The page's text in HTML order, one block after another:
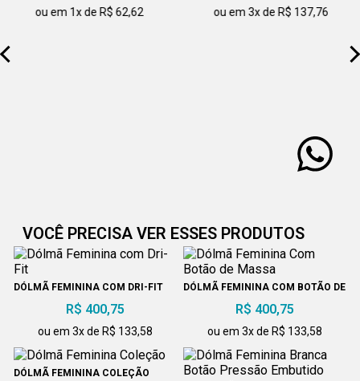
ou em 1x de R$ 62,62 ou em 3x de R$ 137,76
VOCÊ PRECISA VER ESSES PRODUTOS
DÓLMÃ FEMININA COM DRI-FIT
R$ 400,75
ou em 3x de R$ 133,58
DÓLMÃ FEMININA COM BOTÃO DE
R$ 400,75
ou em 3x de R$ 133,58
DÓLMÃ FEMININA COLEÇÃO